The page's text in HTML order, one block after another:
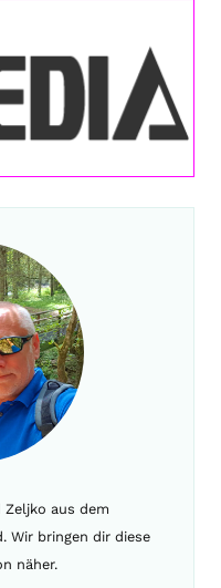
Zeljko aus dem
Wir bringen dir diese
näher.